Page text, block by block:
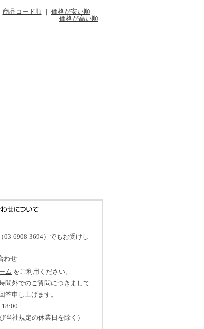
商品コード順 価格が安い順
価格が高い順
03-6908-3694）でもお受けし
わせ
ム をご利用ください。
間外でのご質問につきまして
答申し上げます。
18:00
当社規定の休業日を除く）